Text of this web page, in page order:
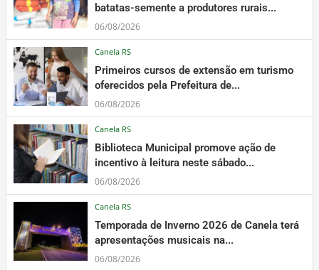
batatas-semente a produtores rurais...
06/08/2026
Canela RS
Primeiros cursos de extensão em turismo
oferecidos pela Prefeitura de...
06/08/2026
Canela RS
Biblioteca Municipal promove ação de
incentivo à leitura neste sábado...
06/08/2026
Canela RS
Temporada de Inverno 2026 de Canela terá
apresentações musicais na...
06/08/2026